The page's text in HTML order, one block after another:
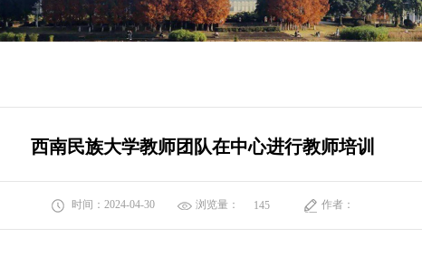
西南民族大学教师团队在中心进行教师培训
时间：2024-04-30 浏览量： 145 作者：